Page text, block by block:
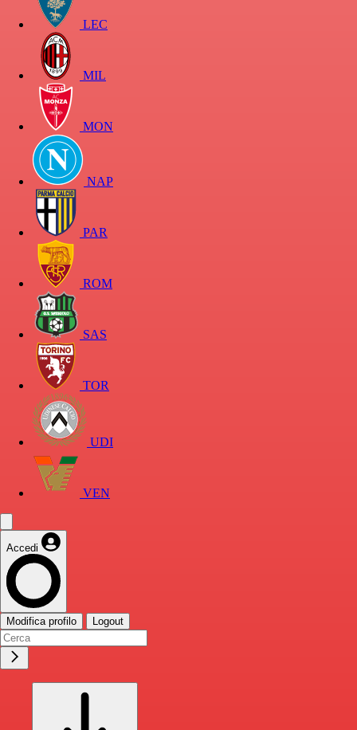
LEC
MIL
MON
NAP
PAR
ROM
SAS
TOR
UDI
VEN
Accedi
Modifica profilo Logout